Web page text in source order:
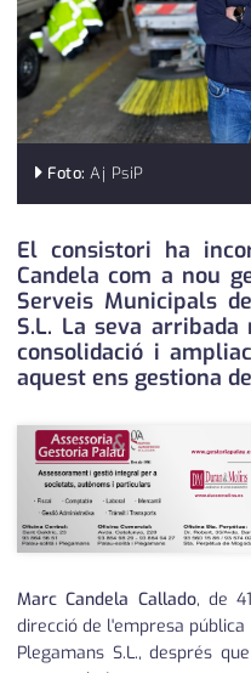
Foto: Aj PsiP
El consistori ha
Candela com a nou
Serveis Municipals
S.L. La seva
consolidació i
aquest ens gestiona
Marc Candela Callado, de
direcció de l'empresa
Plegamans S.L., després